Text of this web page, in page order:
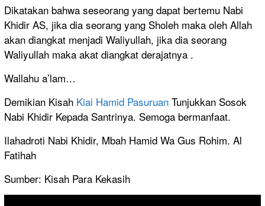
Dikatakan bahwa seseorang yang dapat bertemu Nabi
Khidir AS, jika dia seorang yang Sholeh maka oleh Allah
akan diangkat menjadi Waliyullah, jika dia seorang
Waliyullah maka akat diangkat derajatnya .
Wallahu a’lam…
Demikian Kisah Kiai Hamid Pasuruan Tunjukkan Sosok
Nabi Khidir Kepada Santrinya. Semoga bermanfaat.
Ilahadroti Nabi Khidir, Mbah Hamid Wa Gus Rohim. Al
Fatihah
Sumber: Kisah Para Kekasih